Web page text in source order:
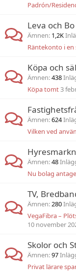
Padrón/
Leva och
Ämnen 1,2K
Räntekonto i en
Köpa och
Ämnen 438
Köpa tomt3
Ämnen 624
Vilken ved
Ämnen 48
Nu bolag
TV,
Ämnen 280
VegaFibra –
10 november
Skolor och
Ämnen 97
Privat lärare